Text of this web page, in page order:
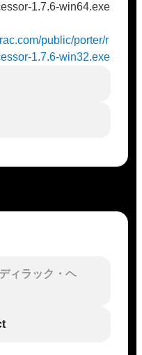
1.7.6-win64.exe
public/porter/r
1.7.6-win32.exe
ディラック・ヘ